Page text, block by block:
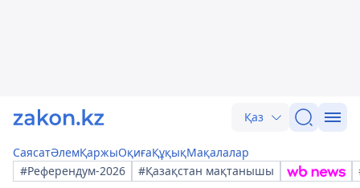
Қаз
СаясатӘлемҚаржыОқиғаҚұқықМақалалар
#Референдум-2026
#Қазақстан мақтанышы